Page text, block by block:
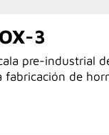
3
pre-industrial
fabricación de